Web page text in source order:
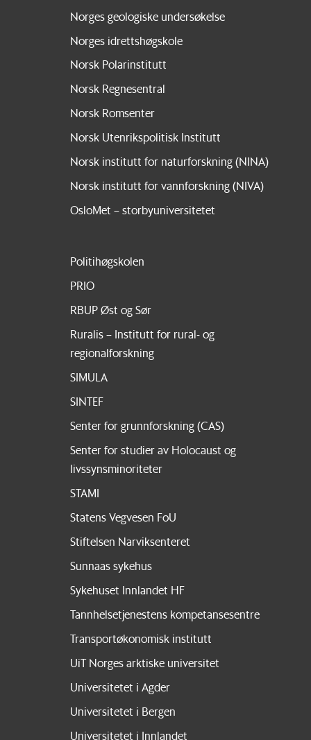
Norges geologiske undersøkelse
Norges idrettshøgskole
Norsk Polarinstitutt
Norsk Regnesentral
Norsk Romsenter
Norsk Utenrikspolitisk Institutt
Norsk institutt for naturforskning (NINA)
Norsk institutt for vannforskning (NIVA)
OsloMet – storbyuniversitetet
Politihøgskolen
PRIO
RBUP Øst og Sør
Ruralis – Institutt for rural- og
regionalforskning
SIMULA
SINTEF
Senter for grunnforskning (CAS)
Senter for studier av Holocaust og
livssynsminoriteter
STAMI
Statens Vegvesen FoU
Stiftelsen Narviksenteret
Sunnaas sykehus
Sykehuset Innlandet HF
Tannhelsetjenestens kompetansesentre
Transportøkonomisk institutt
UiT Norges arktiske universitet
Universitetet i Agder
Universitetet i Bergen
Universitetet i Innlandet